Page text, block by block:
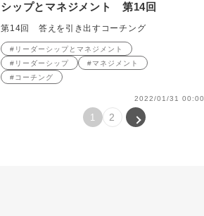
シップとマネジメント 第14回
第14回 答えを引き出すコーチング
#リーダーシップとマネジメント
#リーダーシップ
#マネジメント
#コーチング
2022/01/31 00:00
1 2